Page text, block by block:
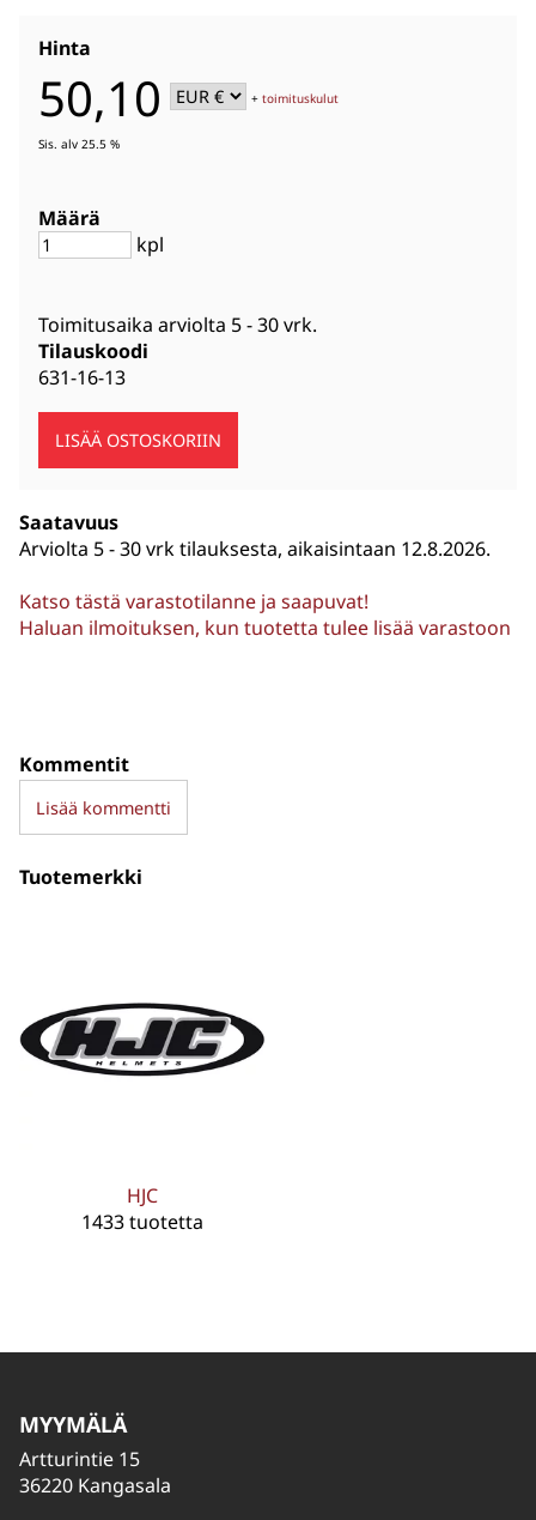
Hinta
50,10 +toimituskulut
Sis. alv 25.5 %
Määrä
kpl
Toimitusaika arviolta 5 - 30 vrk.
Tilauskoodi
631-16-13
Saatavuus
Arviolta 5 - 30 vrk tilauksesta, aikaisintaan 12.8.2026.
Katso tästä varastotilanne ja saapuvat!
Haluan ilmoituksen, kun tuotetta tulee lisää varastoon
Kommentit
Lisää kommentti
Tuotemerkki
HJC
1433 tuotetta
MYYMÄLÄ
Artturintie 15
36220 Kangasala